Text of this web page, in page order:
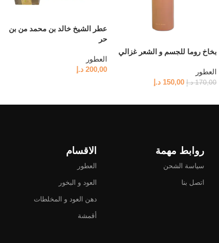
بخاخ روما للجسم و الشعر غزالي
العطور
170,00 د.إ 150,00 د.إ
عطر الشيخ خالد بن محمد من بن
حر
العطور
200,00 د.إ
روابط مهمة
سياسة الشحن
اتصل بنا
الاقسام
العطور
العود و البخور
دهن العود و المخلطات
أقمشة